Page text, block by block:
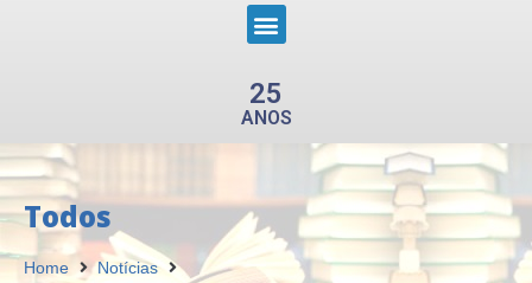
25
ANOS
Todos
Home
Notícias